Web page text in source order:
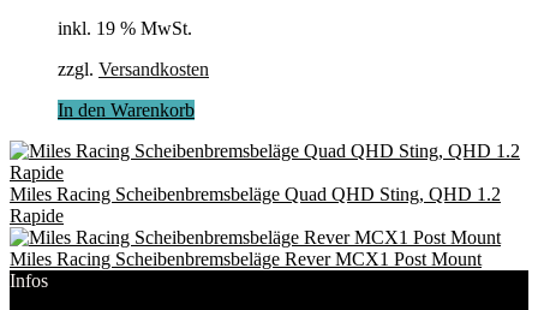
inkl. 19 % MwSt.
zzgl. Versandkosten
In den Warenkorb
Miles Racing Scheibenbremsbeläge Quad QHD Sting, QHD 1.2
Rapide
Miles Racing Scheibenbremsbeläge Rever MCX1 Post Mount
Infos